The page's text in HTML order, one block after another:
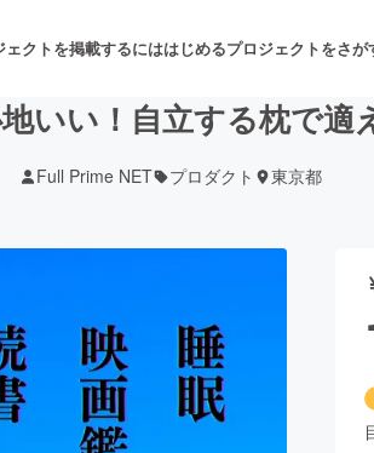
ェクトを掲載するにははじめるプロジェクトをさが
舞台・パフォ
ービス開発
版
いい！自立する枕で適
Full Prime NET プロダクト 東京都